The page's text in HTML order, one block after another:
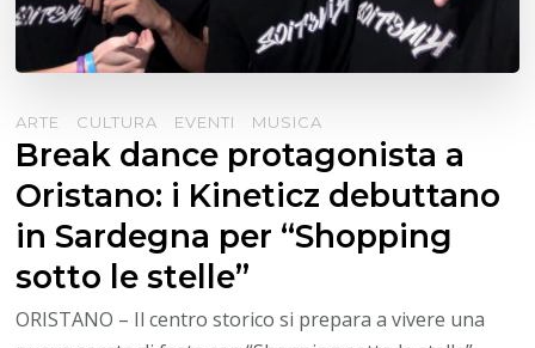
ARTE CULTURA EVENTI MUSICA
Break dance protagonista a
Oristano: i Kineticz debuttano
in Sardegna per “Shopping
sotto le stelle”
ORISTANO – Il centro storico si prepara a vivere una